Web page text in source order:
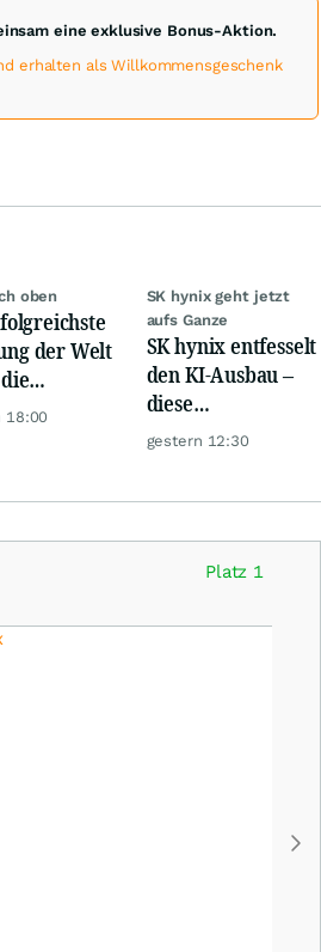
eine exklusive Bonus-Aktion.
erhalten als Willkommensgeschenk
oben
der Welt
ab
18:00
SK hynix geht jetzt
aufs Ganze
SK hynix entfesselt
den KI-Ausbau –
diese
Milliardenwette ist
gestern 12:30
Platz 1